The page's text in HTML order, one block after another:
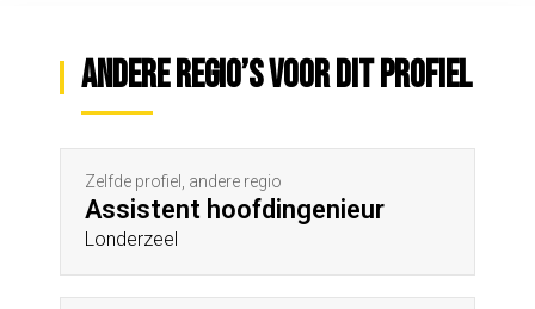
Andere regio’s voor dit profiel
Zelfde profiel, andere regio
Assistent hoofdingenieur
Londerzeel